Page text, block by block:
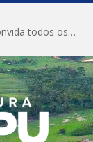
CONVITE A Prefeitura Municipal de Anapu convida todos os servidores públicos municipais para participarem da Audiência Pública de discussão da Lei de Diretrizes Orçamentárias (LDO), importante instrumento de planejamento das ações e investimentos da Administração Pública para o próximo exercício financeiro.